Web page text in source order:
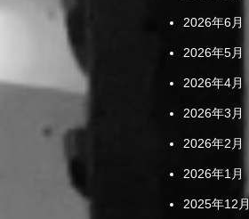
2026年6月
2026年5月
2026年4月
2026年3月
2026年2月
2026年1月
2025年12月